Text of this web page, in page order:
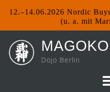
content
Dojo Berlin
12.–14.06.2026 Nordic
(u. a. mit